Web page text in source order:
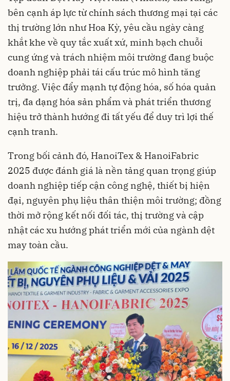
bên cạnh áp lực từ chính sách thương mại tại các
thị trường lớn như Hoa Kỳ, yêu cầu ngày càng
khắt khe về quy tắc xuất xứ, minh bạch chuỗi
cung ứng và trách nhiệm môi trường đang buộc
doanh nghiệp phải tái cấu trúc mô hình tăng
trưởng. Việc đẩy mạnh tự động hóa, số hóa quản
trị, đa dạng hóa sản phẩm và phát triển thương
hiệu trở thành hướng đi tất yếu để duy trì lợi thế
cạnh tranh.
Trong bối cảnh đó, HanoiTex & HanoiFabric
2025 được đánh giá là nền tảng quan trọng giúp
doanh nghiệp tiếp cận công nghệ, thiết bị hiện
đại, nguyên phụ liệu thân thiện môi trường; đồng
thời mở rộng kết nối đối tác, thị trường và cập
nhật các xu hướng phát triển mới của ngành dệt
may toàn cầu.